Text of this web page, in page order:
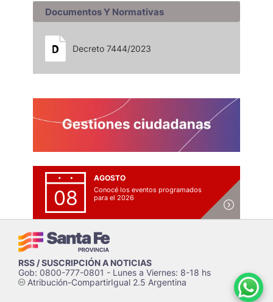
Documentos Y Normativas
Decreto 7444/2023
08
AGOSTO
Conocé los eventos programados
para el 2026
RSS / SUSCRIPCIÓN A NOTICIAS
Gob: 0800-777-0801 - Lunes a Viernes: 8-18 hs
cAtribución-CompartirIgual 2.5 Argentina